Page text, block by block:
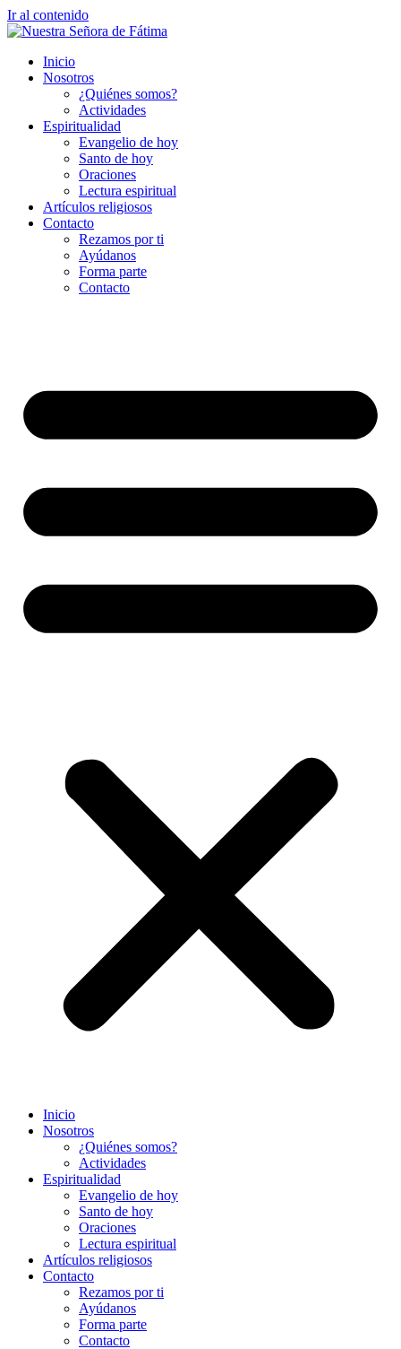
Ir al contenido
Inicio
Nosotros
¿Quiénes somos?
Actividades
Espiritualidad
Evangelio de hoy
Santo de hoy
Oraciones
Lectura espiritual
Artículos religiosos
Contacto
Rezamos por ti
Ayúdanos
Forma parte
Contacto
Inicio
Nosotros
¿Quiénes somos?
Actividades
Espiritualidad
Evangelio de hoy
Santo de hoy
Oraciones
Lectura espiritual
Artículos religiosos
Contacto
Rezamos por ti
Ayúdanos
Forma parte
Contacto